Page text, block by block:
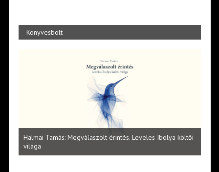
Könyvesbolt
Halmai Tamás: Megválaszolt érintés. Leveles Ibolya költői
világa